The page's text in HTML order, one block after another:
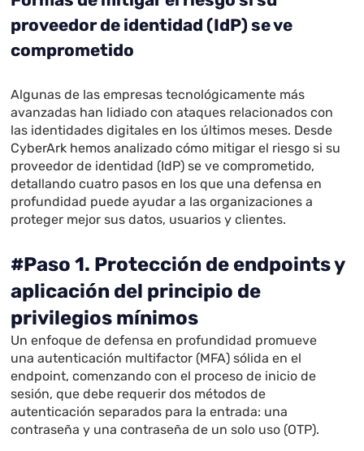
proveedor de identidad (IdP) se ve
comprometido
Algunas de las empresas tecnológicamente más
avanzadas han lidiado con ataques relacionados con
las identidades digitales en los últimos meses. Desde
CyberArk hemos analizado cómo mitigar el riesgo si su
proveedor de identidad (IdP) se ve comprometido,
detallando cuatro pasos en los que una defensa en
profundidad puede ayudar a las organizaciones a
proteger mejor sus datos, usuarios y clientes.
#Paso 1. Protección de endpoints y
aplicación del principio de
privilegios mínimos
Un enfoque de defensa en profundidad promueve
una autenticación multifactor (MFA) sólida en el
endpoint, comenzando con el proceso de inicio de
sesión, que debe requerir dos métodos de
autenticación separados para la entrada: una
contraseña y una contraseña de un solo uso (OTP).